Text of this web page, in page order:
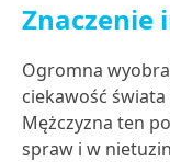
Znaczenie
Ogromna
ciekawość
Mężczyzna ten
spraw i w